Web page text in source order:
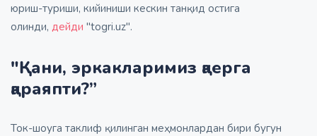
юриш-туриши, кийиниши кескин танқид остига
олинди, дейди "togri.uz".
"Қани, эркакларимиз қаерга
қараяпти?”
Ток-шоуга таклиф қилинган меҳмонлардан бири бугун